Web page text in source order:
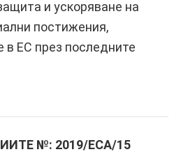
и ускоряване на
постижения,
в ЕС през последните
№: 2019/ECA/15